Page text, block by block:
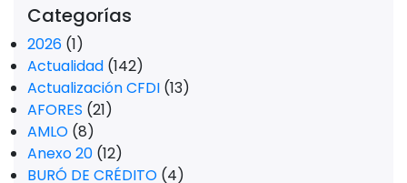
Categorías
2026 (1)
Actualidad (142)
Actualización CFDI (13)
AFORES (21)
AMLO (8)
Anexo 20 (12)
BURÓ DE CRÉDITO (4)